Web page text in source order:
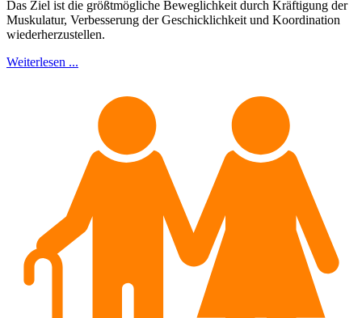
Das Ziel ist die größtmögliche Beweglichkeit durch Kräftigung der
Muskulatur, Verbesserung der Geschicklichkeit und Koordination
wiederherzustellen.
Weiterlesen ...